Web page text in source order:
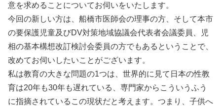
意を求めることについてお伺いをいたします。
今回の新しい方は、船橋市医師会の理事の方、そして本市
の要保護児童及びDV対策地域協議会代表者会議委員、児
相の基本構想改訂検討会委員の方でもあるということで、
改めてお伺いしたいことがございます。
私は教育の大きな問題の1つは、世界的に見て日本の性教
育は20年も30年も遅れている、専門家からこういうふう
に指摘されているこの現状だと考えます。つまり、子供へ